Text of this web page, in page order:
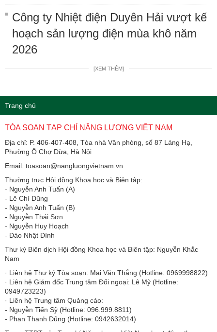
Công ty Nhiệt điện Duyên Hải vượt kế
hoạch sản lượng điện mùa khô năm
2026
[XEM THÊM]
Trang chủ
TÒA SOẠN TẠP CHÍ NĂNG LƯỢNG VIỆT NAM
Địa chỉ: P. 406-407-408, Tòa nhà Văn phòng, số 87 Láng Hạ,
Phường Ô Chợ Dừa, Hà Nội
Email: toasoan@nangluongvietnam.vn
Thường trực Hội đồng Khoa học và Biên tập:
​​​​​​- Nguyễn Anh Tuấn (A)
- Lê Chí Dũng
- Nguyễn Anh Tuấn (B)
- Nguyễn Thái Sơn
- Nguyễn Huy Hoạch
- Đào Nhật Đình
Thư ký Biên dịch Hội đồng Khoa học và Biên tập: Nguyễn Khắc
Nam
· Liên hệ Thư ký Tòa soạn: Mai Văn Thắng (Hotline: 0969998822)
· Liên hệ Giám đốc Trung tâm Đối ngoại: Lê Mỹ (Hotline:
0949723223)
· Liên hệ Trung tâm Quảng cáo:
- Nguyễn Tiến Sỹ (Hotline: 096.999.8811)
- Phan Thanh Dũng (Hotline: 0942632014)